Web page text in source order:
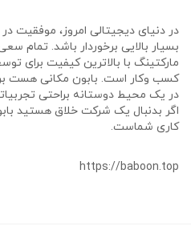
در دنیای دیجیتالی امروز، موفقیت
بسیار بالایی برخوردار باشد. تمام
مارکتینگ با بالاترین کیفیت برای
کسب وکار است. بابون مکانی هست
در یک محیط دوستانه براحتی
اگر بدنبال یک شرکت خلاق هستید
کاری شماست.
https://baboon.top